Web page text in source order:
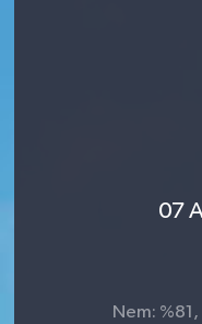
07
Nem: %81,